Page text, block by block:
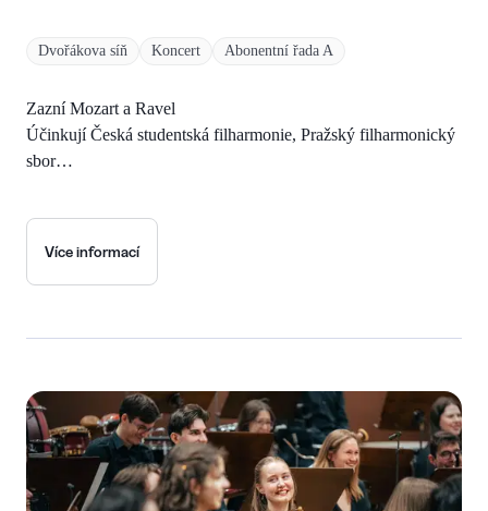
Dvořákova síň Koncert Abonentní řada A
Zazní Mozart a Ravel
Účinkují Česká studentská filharmonie, Pražský filharmonický
sbor…
Více informací